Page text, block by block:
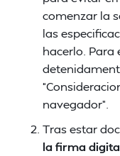
comenzar la
las
hacerlo. Para
navegador”.
Tras estar
la firma